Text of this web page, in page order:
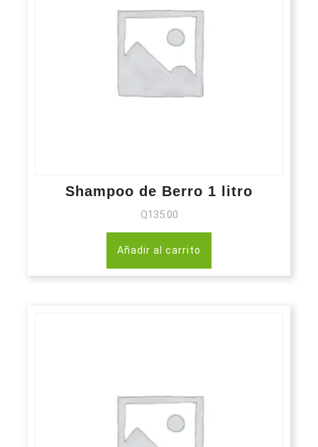
Shampoo de Berro 1 litro
Q135.00
Añadir al carrito